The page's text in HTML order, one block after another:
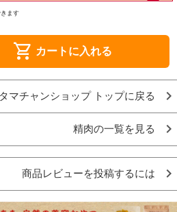
ます
shopping_cart カートに入れる
タマチャンショップ トップに戻る
精肉の一覧を見る
商品レビューを投稿するには